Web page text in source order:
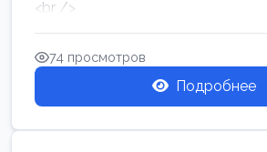
<br />
Работа в Нетании на мебельном
требу...
74 просмотров
Подробнее